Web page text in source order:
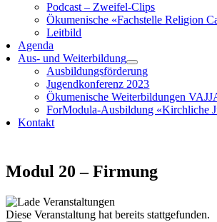
Podcast – Zweifel-Clips
Ökumenische «Fachstelle Religion
Leitbild
Agenda
Aus- und Weiterbildung
Ausbildungsförderung
Jugendkonferenz 2023
Ökumenische Weiterbildungen
ForModula-Ausbildung «Kirchliche
Kontakt
Modul 20 – Firmung
Diese Veranstaltung hat bereits stattgefunden.